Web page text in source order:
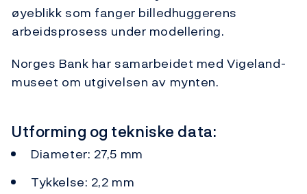
øyeblikk som fanger billedhuggerens
arbeidsprosess under modellering.
Norges Bank har samarbeidet med Vigeland-
museet om utgivelsen av mynten.
Utforming og tekniske data:
Diameter: 27,5 mm
Tykkelse: 2,2 mm